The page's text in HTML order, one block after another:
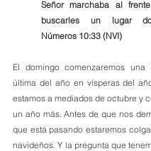
Señor marchaba al
buscarles un lugar
Números 10:33 (NVI)
El domingo comenzaremos
última del año en vísperas del
estamos a mediados de octubre y
un año más. Antes de que nos
que está pasando estaremos
navideños. Y la pregunta que